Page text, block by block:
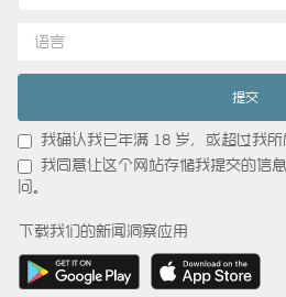
语言
我确认我已年满 18 岁，或超过我所
我同意让这个网站存储我提交的信
问。
下载我们的新闻洞察应用